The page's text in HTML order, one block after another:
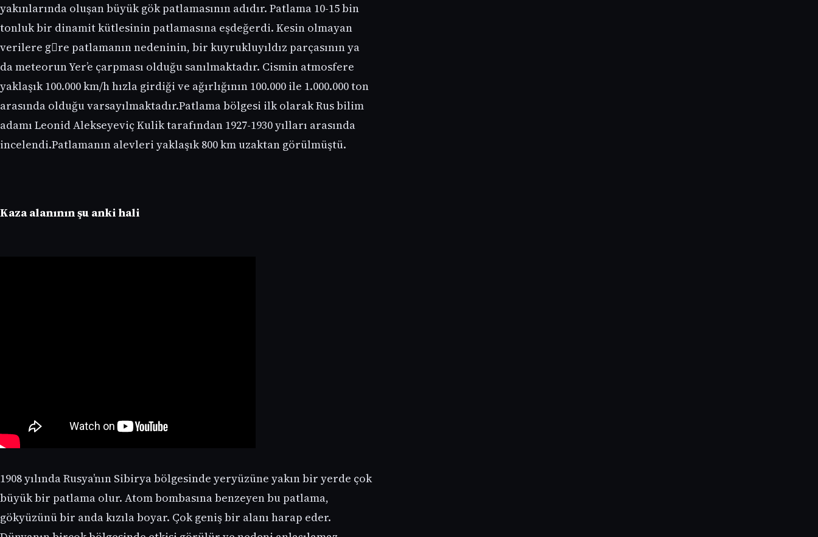
yakınlarında oluşan büyük gök patlamasının adıdır. Patlama 10-15 bin
tonluk bir dinamit kütlesinin patlamasına eşdeğerdi. Kesin olmayan
verilere gِre patlamanın nedeninin, bir kuyrukluyıldız parçasının ya
da meteorun Yer’e çarpması olduğu sanılmaktadır. Cismin atmosfere
yaklaşık 100.000 km/h hızla girdiği ve ağırlığının 100.000 ile 1.000.000 ton
arasında olduğu varsayılmaktadır.Patlama bölgesi ilk olarak Rus bilim
adamı Leonid Alekseyeviç Kulik tarafından 1927-1930 yılları arasında
incelendi.Patlamanın alevleri yaklaşık 800 km uzaktan görülmüştü.
Kaza alanının şu anki hali
1908 yılında Rusya’nın Sibirya bölgesinde yeryüzüne yakın bir yerde çok
büyük bir patlama olur. Atom bombasına benzeyen bu patlama,
gökyüzünü bir anda kızıla boyar. Çok geniş bir alanı harap eder.